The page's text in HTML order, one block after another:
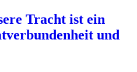
Tracht ist ein
und